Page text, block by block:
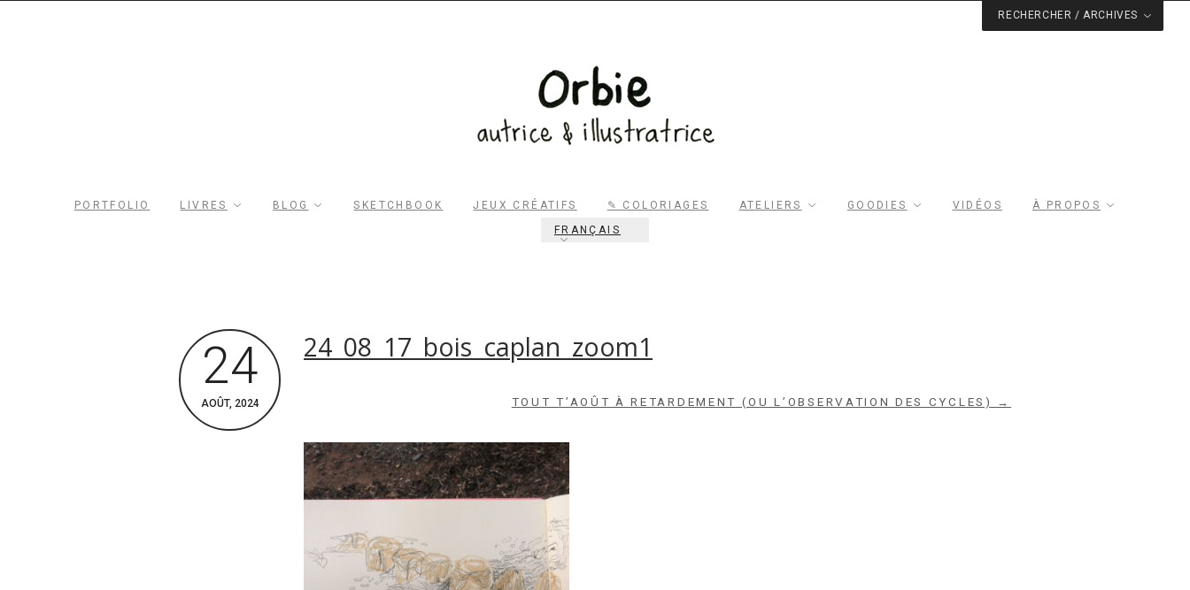
Archives du blog
RECHERCHER / ARCHIVES
PORTFOLIO LIVRES BLOG SKETCHBOOK JEUX CRÉATIFS ✎ COLORIAGES ATELIERS GOODIES VIDÉOS
À PROPOS
FRANÇAIS
24
AOÛT, 2024
24_08_17_bois_caplan_zoom1
TOUT T’AOÛT À RETARDEMENT (OU L’OBSERVATION DES CYCLES) →